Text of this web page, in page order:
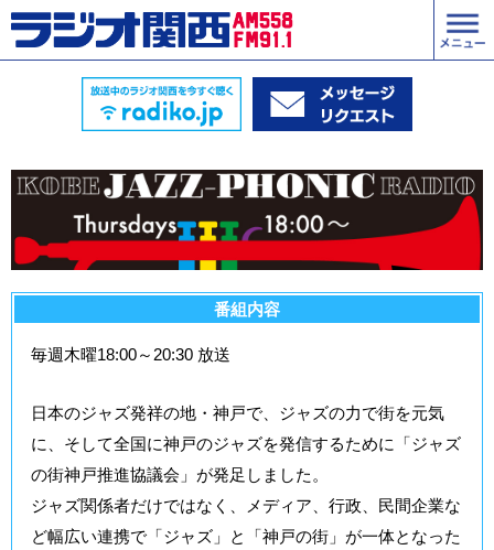
番組内容
毎週木曜18:00～20:30 放送
日本のジャズ発祥の地・神戸で、ジャズの力で街を元気
に、そして全国に神戸のジャズを発信するために「ジャズ
の街神戸推進協議会」が発足しました。
ジャズ関係者だけではなく、メディア、行政、民間企業な
ど幅広い連携で「ジャズ」と「神戸の街」が一体となった